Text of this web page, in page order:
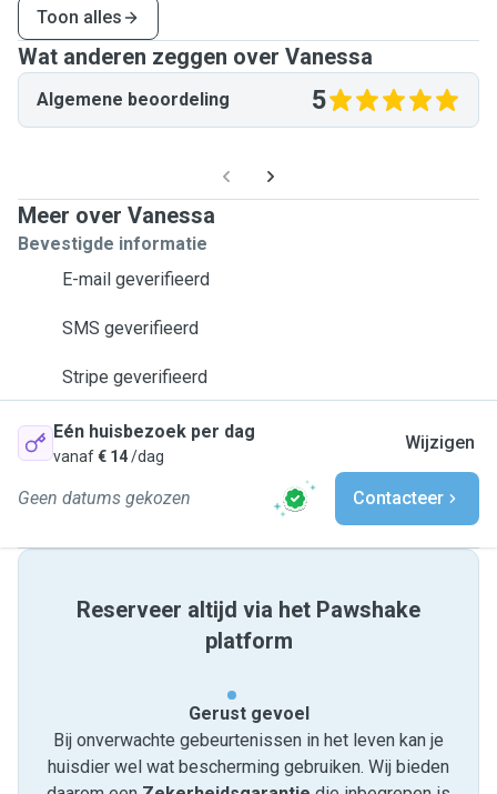
Toon alles
Wat anderen zeggen over Vanessa
Algemene beoordeling 5
Meer over Vanessa
Bevestigde informatie
E-mail geverifieerd
SMS geverifieerd
Stripe geverifieerd
Eén huisbezoek per dag
vanaf€ 14/dag
Wijzigen
Geen datums gekozen Contacteer
Reserveer altijd via het Pawshake
platform
Gerust gevoel
Bij onverwachte gebeurtenissen in het leven kan je
huisdier wel wat bescherming gebruiken. Wij bieden